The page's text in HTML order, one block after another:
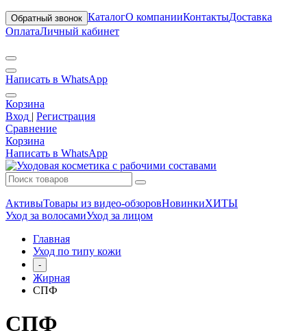
Обратный звонок КаталогО компанииКонтактыДоставка
ОплатаЛичный кабинет
Написать в WhatsApp
Корзина
Вход | Регистрация
Сравнение
Корзина
Написать в WhatsApp
АктивыТовары из видео-обзоровНовинкиХИТЫ
Уход за волосамиУход за лицом
Главная
Уход по типу кожи
-
Жирная
СПФ
СПФ